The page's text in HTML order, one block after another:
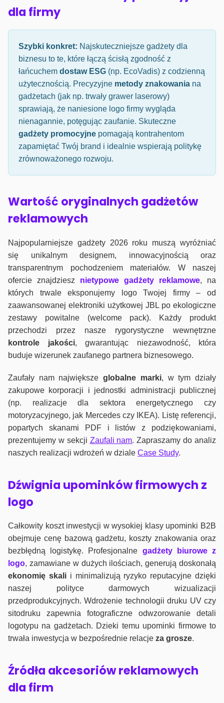
dla firmy
Szybki konkret: Najskuteczniejsze gadżety dla
biznesu to te, które łączą ścisłą zgodność z
łańcuchem dostaw ESG (np. EcoVadis) z codzienną
użytecznością. Precyzyjne metody znakowania na
gadżetach (jak np. trwały grawer laserowy)
sprawiają, że naniesione logo firmy wygląda
nienagannie, potęgując zaufanie. Skuteczne
gadżety promocyjne pomagają kontrahentom
zapamiętać Twój brand i idealnie wspierają politykę
zrównoważonego rozwoju.
Wartość oryginalnych gadżetów
reklamowych
Najpopularniejsze gadżety 2026 roku muszą wyróżniać
się unikalnym designem, innowacyjnością oraz
transparentnym pochodzeniem materiałów. W naszej
ofercie znajdziesz nietypowe gadżety reklamowe, na
których trwale eksponujemy logo Twojej firmy – od
zaawansowanej elektroniki użytkowej JBL po ekologiczne
zestawy powitalne (welcome pack). Każdy produkt
przechodzi przez nasze rygorystyczne wewnętrzne
kontrole jakości, gwarantując niezawodność, która
buduje wizerunek zaufanego partnera biznesowego.
Zaufały nam największeglobalne marki, w tym działy
zakupowe korporacji i jednostki administracji publicznej
(np. realizacje dla sektora energetycznego czy
motoryzacyjnego, jak Mercedes czy IKEA). Listę referencji,
popartych skanami PDF i listów z podziękowaniami,
prezentujemy w sekcji Zaufali nam. Zapraszamy do analiz
naszych realizacji wdrożeń w dziale Case Study.
Dźwignia upominków firmowych z
logo
Całkowity koszt inwestycji w wysokiej klasy upominki B2B
obejmuje cenę bazową gadżetu, koszty znakowania oraz
bezbłędną logistykę. Profesjonalne gadżety biurowe z
logo, zamawiane w dużych ilościach, generują doskonałą
ekonomię skalii minimalizują ryzyko reputacyjne dzięki
naszej polityce darmowych wizualizacji
przedprodukcyjnych. Wdrożenie technologii druku UV czy
sitodruku zapewnia fotograficzne odwzorowanie detali
logotypu na gadżetach. Dzieki temu upominki firmowe to
trwała inwestycja w bezpośrednie relacje za grosze.
Źródła akcesoriów reklamowych
dla firm